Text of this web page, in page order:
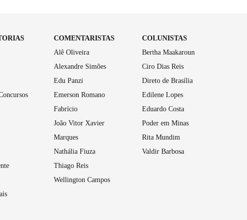
COMENTARISTAS
Alê Oliveira
Alexandre Simões
Edu Panzi
Emerson Romano
Fabrício
João Vitor Xavier
Marques
Nathália Fiuza
Thiago Reis
Wellington Campos
COLUNISTAS
Bertha Maakaroun
Ciro Dias Reis
Direto de Brasília
Edilene Lopes
Eduardo Costa
Poder em Minas
Rita Mundim
Valdir Barbosa